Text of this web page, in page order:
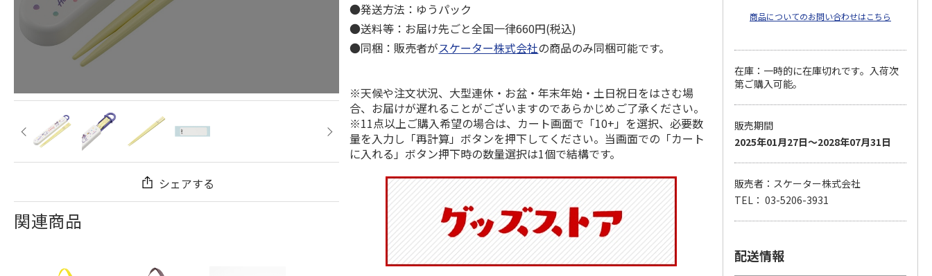
シェアする
関連商品
●発送方法：ゆうパック
●送料等：お届け先ごと全国一律660円(税込)
●同梱：販売者がスケーター株式会社の商品のみ同梱可能です。
※天候や注文状況、大型連休・お盆・年末年始・土日祝日をはさむ場
合、お届けが遅れることがございますのであらかじめご了承ください。
※11点以上ご購入希望の場合は、カート画面で「10+」を選択、必要数
量を入力し「再計算」ボタンを押下してください。当画面での「カート
に入れる」ボタン押下時の数量選択は1個で結構です。
商品についてのお問い合わせはこちら
在庫：一時的に在庫切れです。入荷次
第ご購入可能。
販売期間
2025年01月27日～2028年07月31日
販売者：スケーター株式会社
TEL： 03-5206-3931
配送情報